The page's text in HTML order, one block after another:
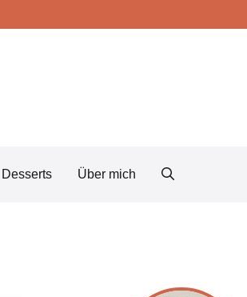
Desserts Über mich